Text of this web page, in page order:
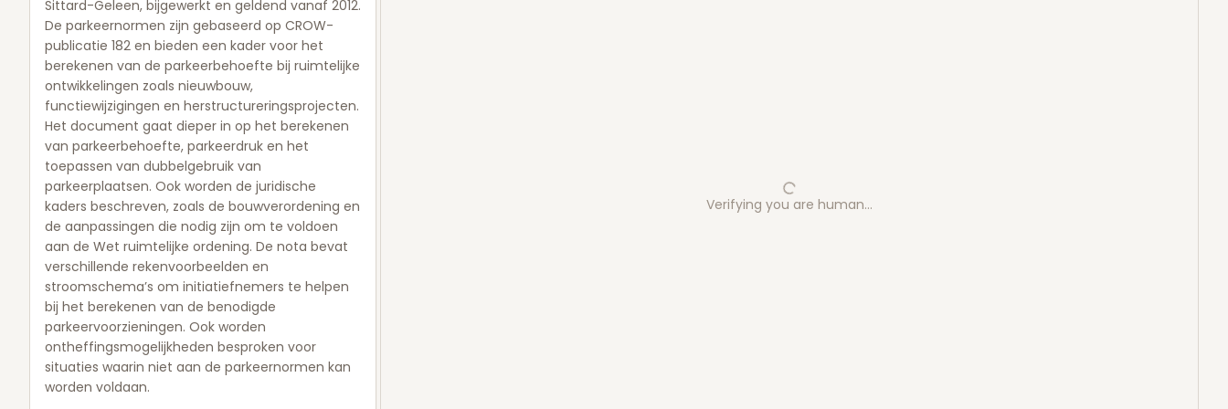
Sittard-Geleen, bijgewerkt en geldend vanaf 2012.
De parkeernormen zijn gebaseerd op CROW-
publicatie 182 en bieden een kader voor het
berekenen van de parkeerbehoefte bij ruimtelijke
ontwikkelingen zoals nieuwbouw,
functiewijzigingen en herstructureringsprojecten.
Het document gaat dieper in op het berekenen
van parkeerbehoefte, parkeerdruk en het
toepassen van dubbelgebruik van
parkeerplaatsen. Ook worden de juridische
kaders beschreven, zoals de bouwverordening en
de aanpassingen die nodig zijn om te voldoen
aan de Wet ruimtelijke ordening. De nota bevat
verschillende rekenvoorbeelden en
stroomschema’s om initiatiefnemers te helpen
bij het berekenen van de benodigde
parkeervoorzieningen. Ook worden
ontheffingsmogelijkheden besproken voor
situaties waarin niet aan de parkeernormen kan
worden voldaan.
Verifying you are human…